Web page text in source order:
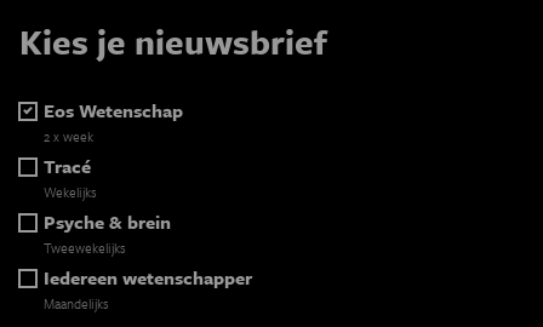
Kies je nieuwsbrief
Eos Wetenschap
2 x week
Tracé
Wekelijks
Psyche & brein
Tweewekelijks
Iedereen wetenschapper
Maandelijks